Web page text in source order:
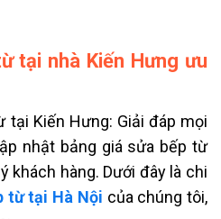
tại nhà Kiến Hưng ưu
tại Kiến Hưng: Giải đáp mọi
nhật bảng giá sửa bếp từ
khách hàng. Dưới đây là chi
từ tại Hà Nội của chúng tôi,